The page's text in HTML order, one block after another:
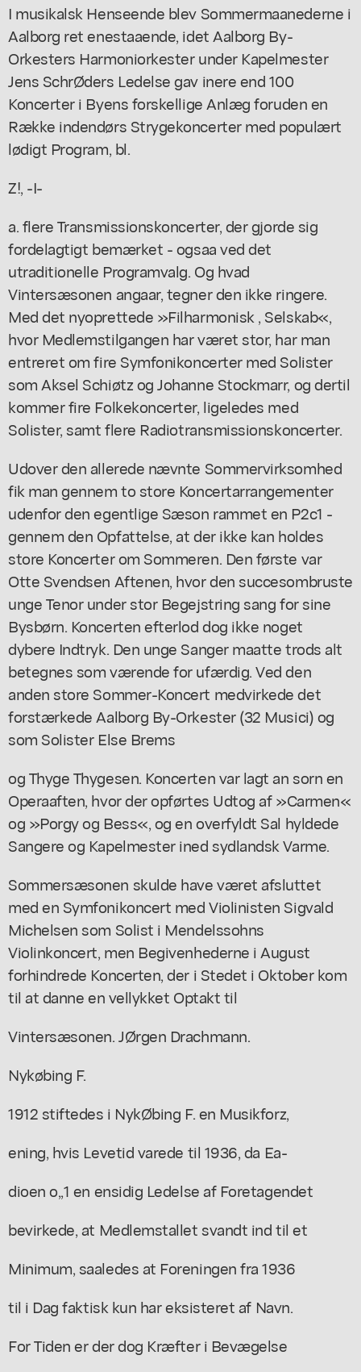
I musikalsk Henseende blev Sommermaanederne i
Aalborg ret enestaaende, idet Aalborg By-
Orkesters Harmoniorkester under Kapelmester
Jens SchrØders Ledelse gav inere end 100
Koncerter i Byens forskellige Anlæg foruden en
Række indendørs Strygekoncerter med populært
lødigt Program, bl.
Z!, -I-
a. flere Transmissionskoncerter, der gjorde sig
fordelagtigt bemærket - ogsaa ved det
utraditionelle Programvalg. Og hvad
Vintersæsonen angaar, tegner den ikke ringere.
Med det nyoprettede »Filharmonisk , Selskab«,
hvor Medlemstilgangen har været stor, har man
entreret om fire Symfonikoncerter med Solister
som Aksel Schiøtz og Johanne Stockmarr, og dertil
kommer fire Folkekoncerter, ligeledes med
Solister, samt flere Radiotransmissionskoncerter.
Udover den allerede nævnte Sommervirksomhed
fik man gennem to store Koncertarrangementer
udenfor den egentlige Sæson rammet en P2c1 -
gennem den Opfattelse, at der ikke kan holdes
store Koncerter om Sommeren. Den første var
Otte Svendsen Aftenen, hvor den succesombruste
unge Tenor under stor Begejstring sang for sine
Bysbørn. Koncerten efterlod dog ikke noget
dybere Indtryk. Den unge Sanger maatte trods alt
betegnes som værende for ufærdig. Ved den
anden store Sommer-Koncert medvirkede det
forstærkede Aalborg By-Orkester (32 Musici) og
som Solister Else Brems
og Thyge Thygesen. Koncerten var lagt an sorn en
Operaaften, hvor der opførtes Udtog af »Carmen«
og »Porgy og Bess«, og en overfyldt Sal hyldede
Sangere og Kapelmester ined sydlandsk Varme.
Sommersæsonen skulde have været afsluttet
med en Symfonikoncert med Violinisten Sigvald
Michelsen som Solist i Mendelssohns
Violinkoncert, men Begivenhederne i August
forhindrede Koncerten, der i Stedet i Oktober kom
til at danne en vellykket Optakt til
Vintersæsonen. JØrgen Drachmann.
Nykøbing F.
1912 stiftedes i NykØbing F. en Musikforz,
ening, hvis Levetid varede til 1936, da Ea-
dioen o,,1 en ensidig Ledelse af Foretagendet
bevirkede, at Medlemstallet svandt ind til et
Minimum, saaledes at Foreningen fra 1936
til i Dag faktisk kun har eksisteret af Navn.
For Tiden er der dog Kræfter i Bevægelse